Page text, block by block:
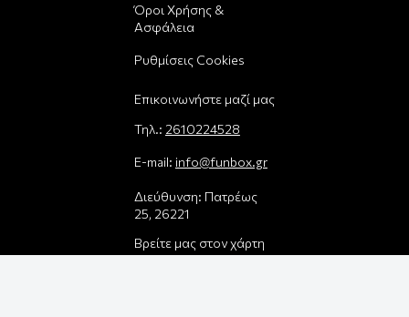
Όροι Χρήσης &
Ασφάλεια
Ρυθμίσεις Cookies
Επικοινωνήστε μαζί μας
Τηλ.: 2610224528
E-mail: info@funbox.gr
Διεύθυνση: Πατρέως
25, 26221
Βρείτε μας στον χάρτη